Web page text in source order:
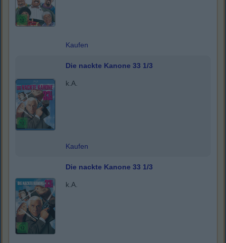
Kaufen
Die nackte Kanone 33 1/3
k.A.
Kaufen
Die nackte Kanone 33 1/3
k.A.